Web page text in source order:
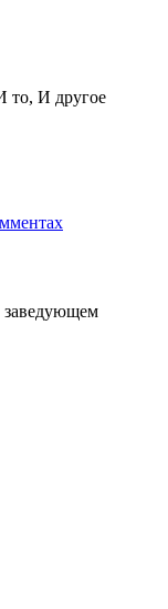
то, И другое
заведующем